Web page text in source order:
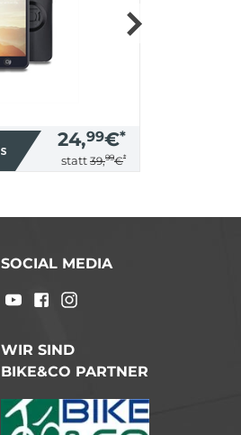
24,99€*
statt 39,99€*
SOCIAL MEDIA
WIR SIND
BIKE&CO PARTNER